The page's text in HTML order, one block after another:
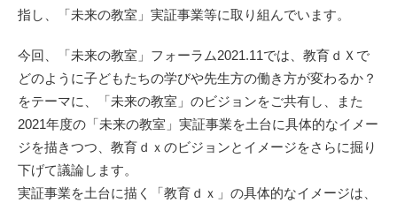
指し、「未来の教室」実証事業等に取り組んでいます。
今回、「未来の教室」フォーラム2021.11では、教育ｄＸで
どのように子どもたちの学びや先生方の働き方が変わるか？
をテーマに、「未来の教室」のビジョンをご共有し、また
2021年度の「未来の教室」実証事業を土台に具体的なイメー
ジを描きつつ、教育ｄｘのビジョンとイメージをさらに掘り
下げて議論します。
実証事業を土台に描く「教育ｄｘ」の具体的なイメージは、